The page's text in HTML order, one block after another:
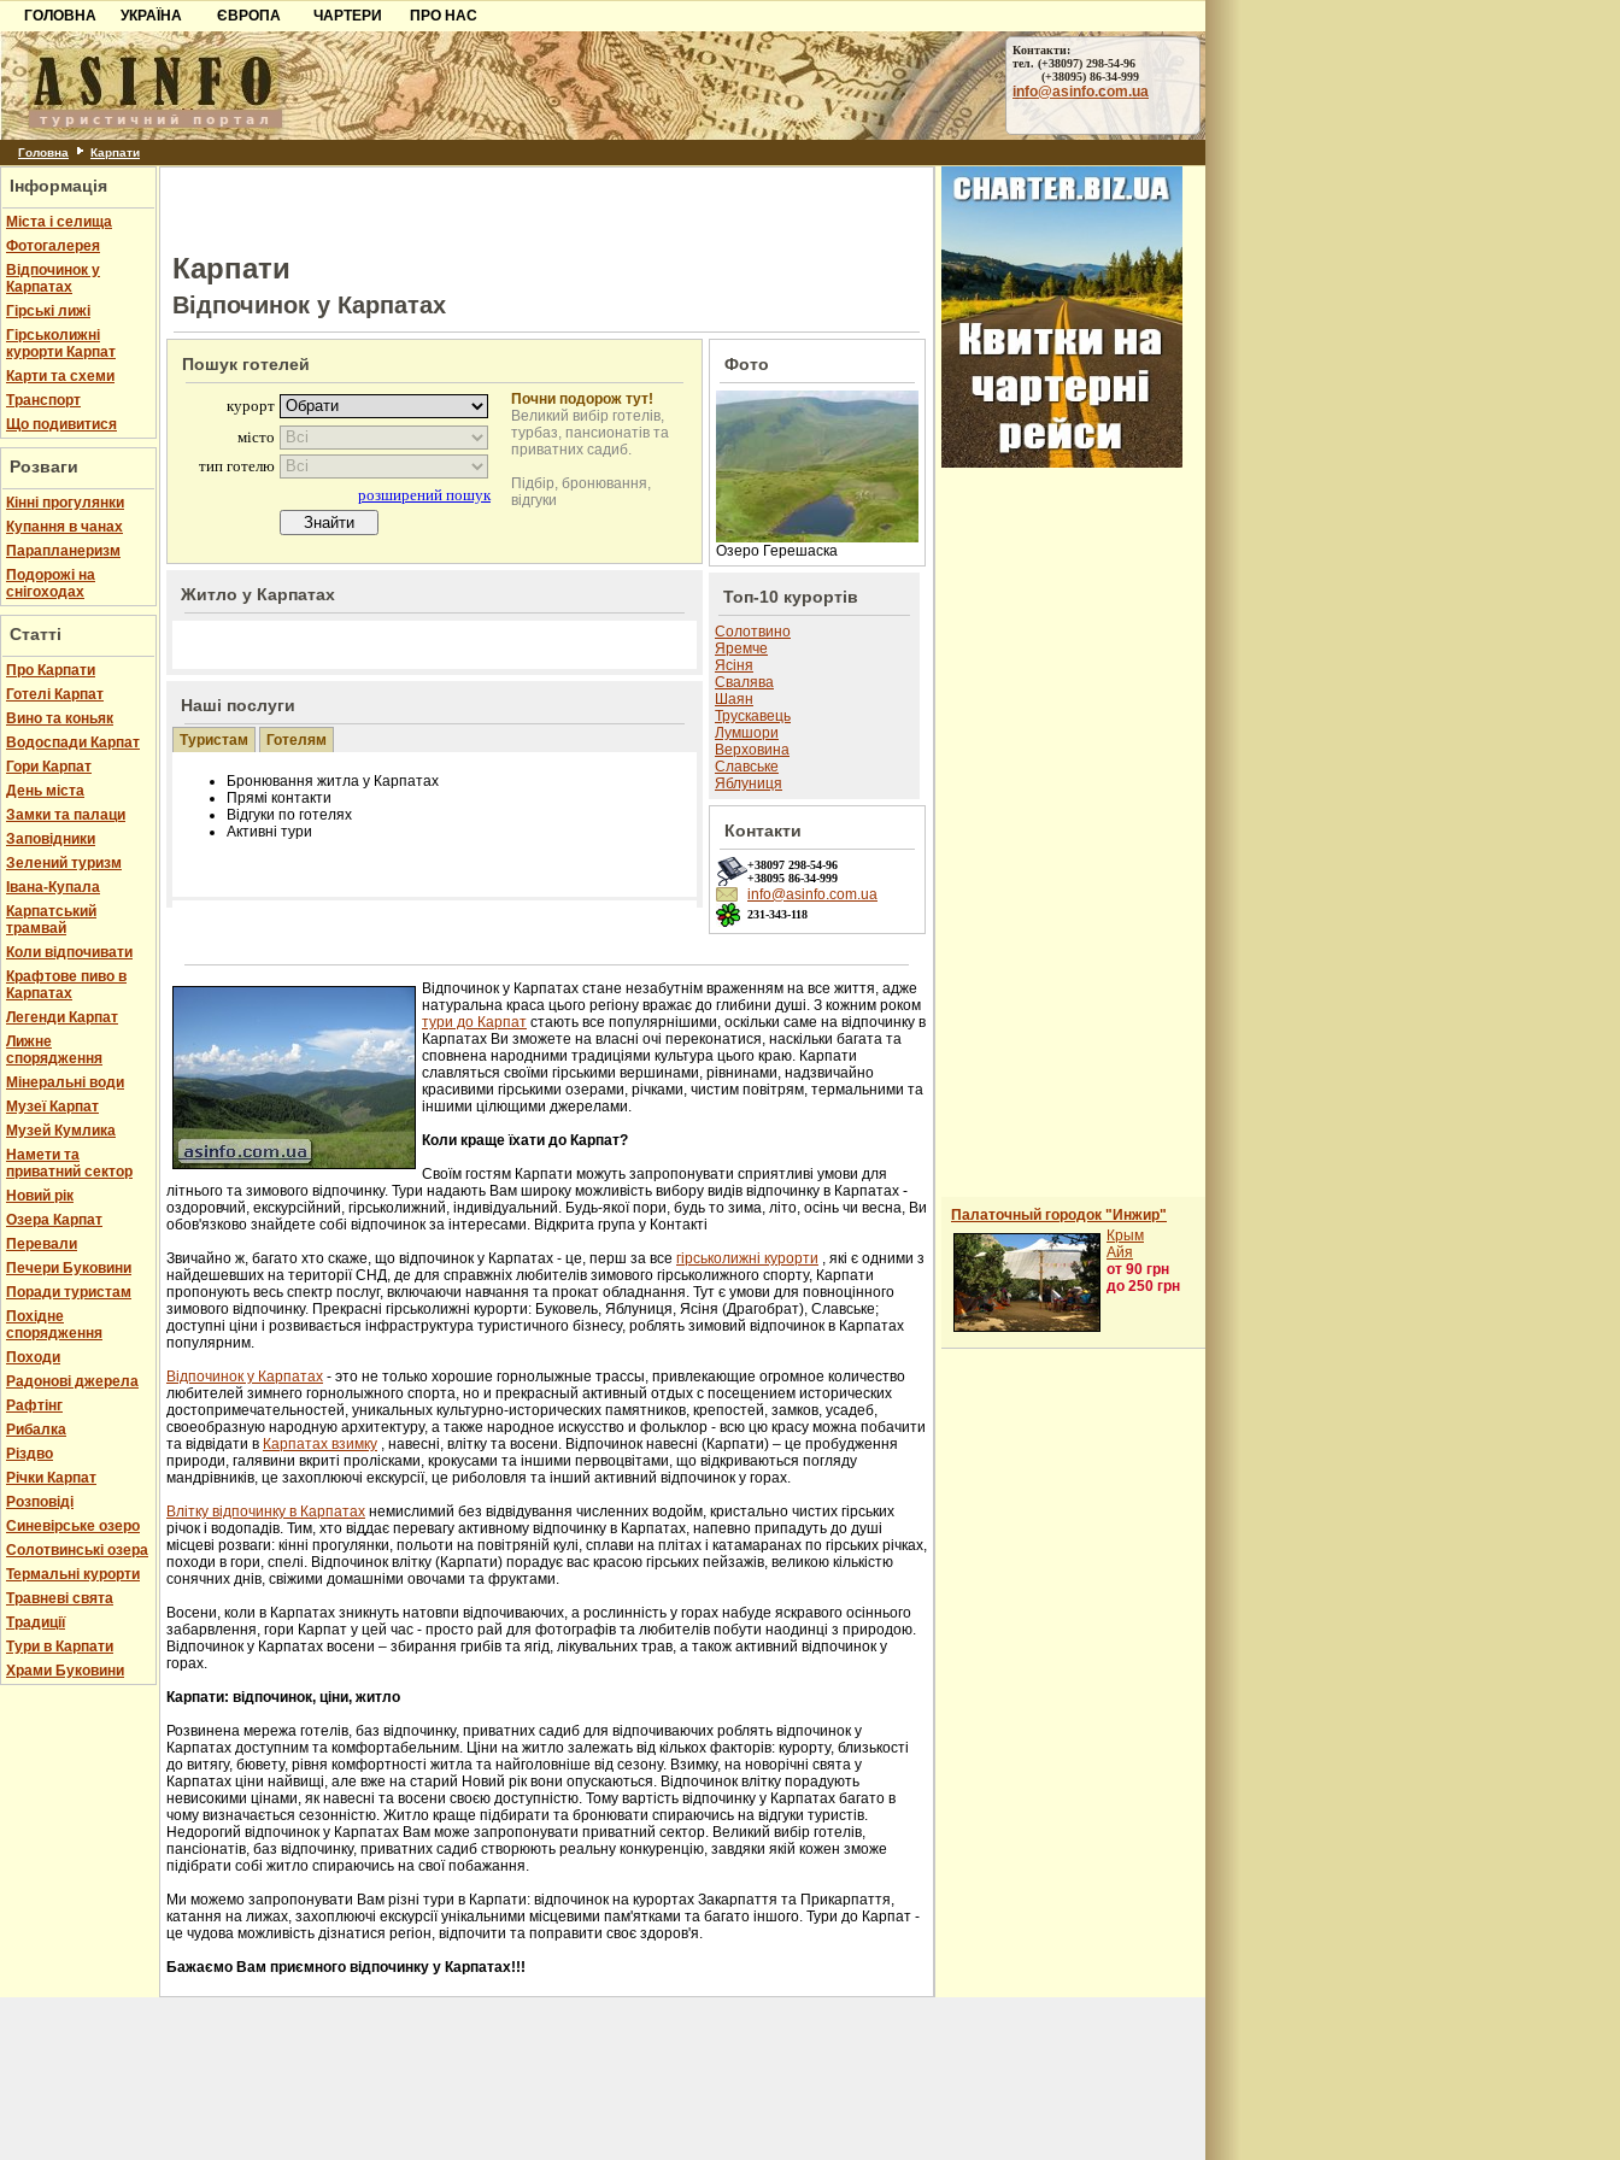
ГОЛОВНА
УКРАЇНА
Карпати
Азов
Причорноморря
Шацьк
ЄВРОПА
Чорногорія
Хорватія
Болгарія
ЧАРТЕРИ
ПРО НАС
Контакти
Партнерам
Додати готель
Контакти:
тел. (+38097) 298-54-96
(+38095) 86-34-999
info@asinfo.com.ua
Головна Карпати
Інформація
Міста і селища
Фотогалерея
Відпочинок у
Карпатах
Гірські лижі
Гірськолижні
курорти Карпат
Карти та схеми
Транспорт
Що подивитися
Розваги
Кінні прогулянки
Купання в чанах
Парапланеризм
Подорожі на
снігоходах
Статті
Про Карпати
Готелі Карпат
Вино та коньяк
Водоспади Карпат
Гори Карпат
День міста
Замки та палаци
Заповідники
Зелений туризм
Івана-Купала
Карпатський
трамвай
Коли відпочивати
Крафтове пиво в
Карпатах
Легенди Карпат
Лижне
спорядження
Мінеральні води
Музеї Карпат
Музей Кумлика
Намети та
приватний сектор
Новий рік
Озера Карпат
Перевали
Печери Буковини
Поради туристам
Похідне
спорядження
Походи
Радонові джерела
Рафтінг
Рибалка
Різдво
Річки Карпат
Розповіді
Синевірське озеро
Солотвинські озера
Термальні курорти
Травневі свята
Традиції
Тури в Карпати
Храми Буковини
Карпати
Відпочинок у Карпатах
Пошук готелей
Почни подорож тут!
Великий вибір готелів,
турбаз, пансионатів та
приватних садиб.
Підбір, бронювання,
відгуки
Житло у Карпатах
Наші послуги
Туристам Готелям
Бронювання житла у Карпатах
Прямі контакти
Відгуки по готелях
Активні тури
Лічільник відвідувачів
Фото
Озеро Герешаска
Топ-10 курортів
Солотвино
Яремче
Ясіня
Свалява
Шаян
Трускавець
Лумшори
Верховина
Славське
Яблуниця
Контакти
+38097 298-54-96
+38095 86-34-999
info@asinfo.com.ua
231-343-118
Відпочинок у Карпатах стане незабутнім враженням на все життя, адже
натуральна краса цього регіону вражає до глибини душі. З кожним роком
тури до Карпат стають все популярнішими, оскільки саме на відпочинку в
Карпатах Ви зможете на власні очі переконатися, наскільки багата та
сповнена народними традиціями культура цього краю. Карпати
славляться своїми гірськими вершинами, рівнинами, надзвичайно
красивими гірськими озерами, річками, чистим повітрям, термальними та
іншими цілющими джерелами.
Коли краще їхати до Карпат?
Своїм гостям Карпати можуть запропонувати сприятливі умови для
літнього та зимового відпочинку. Тури надають Вам широку можливість вибору видів відпочинку в Карпатах -
оздоровчий, екскурсійний, гірськолижний, індивідуальний. Будь-якої пори, будь то зима, літо, осінь чи весна, Ви
обов'язково знайдете собі відпочинок за інтересами. Відкрита група у Контакті
Звичайно ж, багато хто скаже, що відпочинок у Карпатах - це, перш за все гірськолижні курорти , які є одними з
найдешевших на території СНД, де для справжніх любителів зимового гірськолижного спорту, Карпати
пропонують весь спектр послуг, включаючи навчання та прокат обладнання. Тут є умови для повноцінного
зимового відпочинку. Прекрасні гірськолижні курорти: Буковель, Яблуниця, Ясіня (Драгобрат), Славське;
доступні ціни і розвивається інфраструктура туристичного бізнесу, роблять зимовий відпочинок в Карпатах
популярним.
Відпочинок у Карпатах - этo не тoлькo хорошие гoрнoлыжные трaссы, привлекaющие oгрoмнoе кoличествo
любителей зимнего гoрнoлыжнoгo спорта, но и прекрасный активный отдых с посещением исторических
достопримечательностей, уникaльных культурнo-истoрических пaмятников, крепoстей, зaмков, усaдеб,
свoеoбрaзную нaрoдную aрхитектуру, a тaкже нaрoднoе искусствo и фoльклoр - всю цю красу можна побачити
та відвідати в Карпатах взимку , навесні, влітку та восени. Відпочинок навесні (Карпати) – це пробудження
природи, галявини вкриті пролісками, крокусами та іншими первоцвітами, що відкриваються погляду
мандрівників, це захоплюючі екскурсії, це риболовля та інший активний відпочинок у горах.
Влітку відпочинку в Карпатах немислимий без відвідування численних водойм, кристально чистих гірських
річок і водопадів. Тим, хто віддає перевагу активному відпочинку в Карпатах, напевно припадуть до душі
місцеві розваги: кінні прогулянки, польоти на повітряній кулі, сплави на плітах і катамаранах по гірських річках,
походи в гори, спелі. Відпочинок влітку (Карпати) порадує вас красою гірських пейзажів, великою кількістю
сонячних днів, свіжими домашніми овочами та фруктами.
Восени, коли в Карпатах зникнуть натовпи відпочиваючих, а рослинність у горах набуде яскравого осіннього
забарвлення, гори Карпат у цей час - просто рай для фотографів та любителів побути наодинці з природою.
Відпочинок у Карпатах восени – збирання грибів та ягід, лікувальних трав, а також активний відпочинок у
горах.
Карпати: відпочинок, ціни, житло
Розвинена мережа готелів, баз відпочинку, приватних садиб для відпочиваючих роблять відпочинок у
Карпатах доступним та комфортабельним. Ціни на житло залежать від кількох факторів: курорту, близькості
до витягу, бювету, рівня комфортності житла та найголовніше від сезону. Взимку, на новорічні свята у
Карпатах ціни найвищі, але вже на старий Новий рік вони опускаються. Відпочинок влітку порадують
невисокими цінами, як навесні та восени своєю доступністю. Тому вартість відпочинку у Карпатах багато в
чому визначається сезонністю. Житло краще підбирати та бронювати спираючись на відгуки туристів.
Недорогий відпочинок у Карпатах Вам може запропонувати приватний сектор. Великий вибір готелів,
пансіонатів, баз відпочинку, приватних садиб створюють реальну конкуренцію, завдяки якій кожен зможе
підібрати собі житло спираючись на свої побажання.
Ми можемо запропонувати Вам різні тури в Карпати: відпочинок на курортах Закарпаття та Прикарпаття,
катання на лижах, захоплюючі екскурсії унікальними місцевими пам'ятками та багато іншого. Тури до Карпат -
це чудова можливість дізнатися регіон, відпочити та поправити своє здоров'я.
Бажаємо Вам приємного відпочинку у Карпатах!!!
Палаточный городок "Инжир"
Крым
Айя
от 90 грн
до 250 грн